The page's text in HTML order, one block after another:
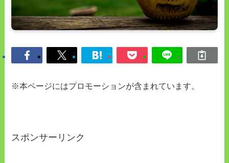
※本ページにはプロモーションが含まれています。
スポンサーリンク